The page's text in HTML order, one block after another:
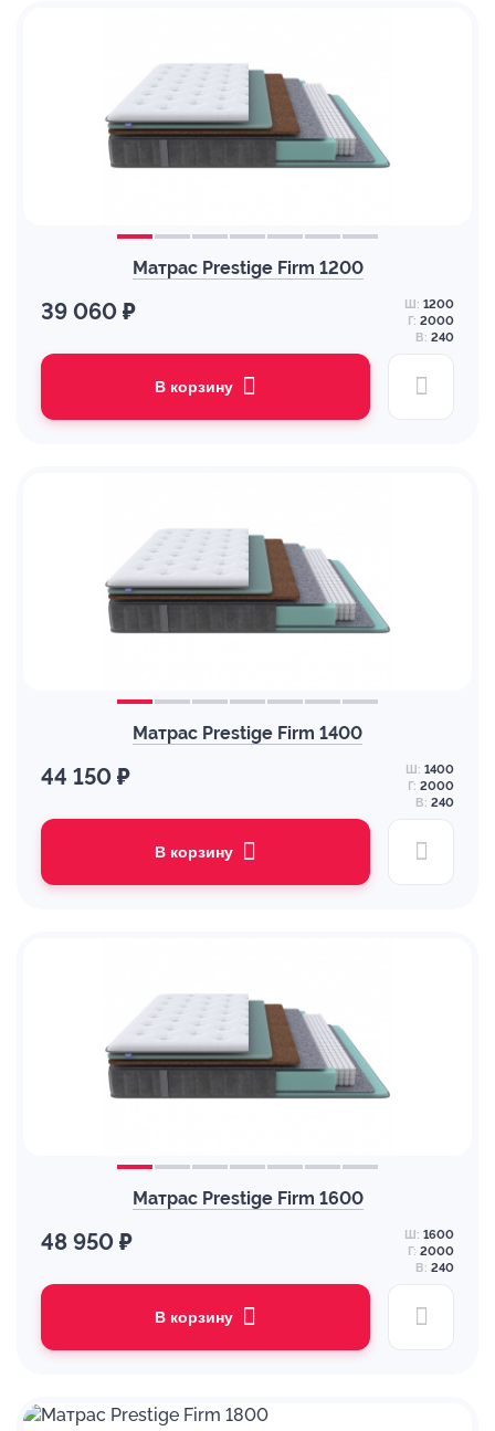
Матрас Prestige Firm 1200
39 060 ₽ Ш: 1200
Г: 2000
В: 240
В корзину
Матрас Prestige Firm 1400
44 150 ₽ Ш: 1400
Г: 2000
В: 240
В корзину
Матрас Prestige Firm 1600
48 950 ₽ Ш: 1600
Г: 2000
В: 240
В корзину